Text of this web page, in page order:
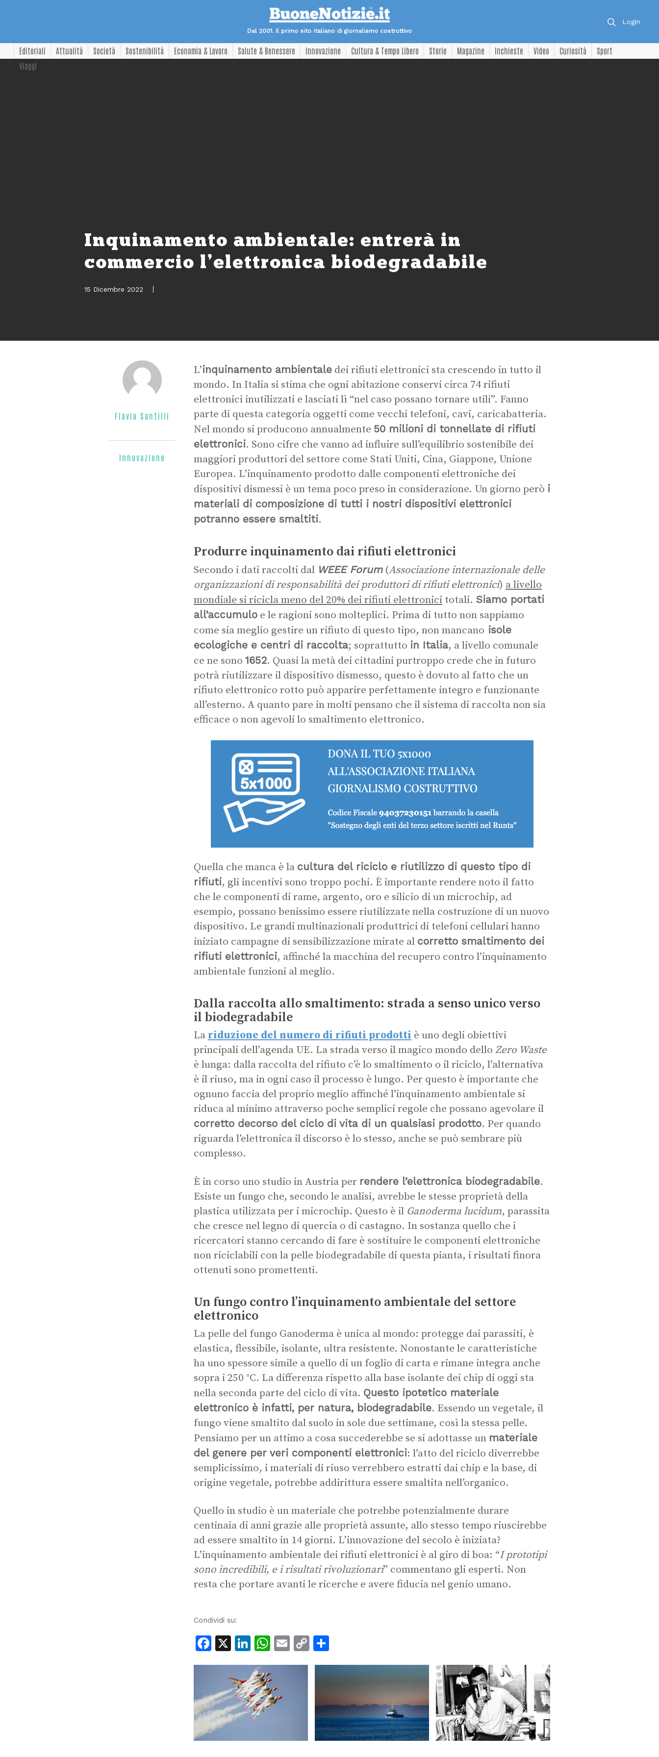
Dal 2001. Il primo sito italiano di giornalismo costruttivo
Login
Editoriali Attualità Società Sostenibilità Economia & Lavoro Salute & Benessere Innovazione Cultura & Tempo Libero Storie Magazine Inchieste Video Curiosità
Sport
Viaggi
Inquinamento ambientale: entrerà in
commercio l’elettronica biodegradabile
15 Dicembre 2022
Flavia Santilli
Innovazione
L’inquinamento ambientale dei rifiuti elettronici sta crescendo in tutto il
mondo. In Italia si stima che ogni abitazione conservi circa 74 rifiuti
elettronici inutilizzati e lasciati lì “nel caso possano tornare utili”. Fanno
parte di questa categoria oggetti come vecchi telefoni, cavi, caricabatteria.
Nel mondo si producono annualmente 50 milioni di tonnellate di rifiuti
elettronici. Sono cifre che vanno ad influire sull’equilibrio sostenibile dei
maggiori produttori del settore come Stati Uniti, Cina, Giappone, Unione
Europea. L’inquinamento prodotto dalle componenti elettroniche dei
dispositivi dismessi è un tema poco preso in considerazione. Un giorno però i
materiali di composizione di tutti i nostri dispositivi elettronici
potranno essere smaltiti.
Produrre inquinamento dai rifiuti elettronici
Secondo i dati raccolti dal WEEE Forum(Associazione internazionale delle
organizzazioni di responsabilità dei produttori di rifiuti elettronici) a livello
mondiale si ricicla meno del 20% dei rifiuti elettronici totali. Siamo portati
all’accumulo e le ragioni sono molteplici. Prima di tutto non sappiamo
come sia meglio gestire un rifiuto di questo tipo, non mancano isole
ecologiche e centri di raccolta; soprattutto in Italia, a livello comunale
ce ne sono 1652. Quasi la metà dei cittadini purtroppo crede che in futuro
potrà riutilizzare il dispositivo dismesso, questo è dovuto al fatto che un
rifiuto elettronico rotto può apparire perfettamente integro e funzionante
all’esterno. A quanto pare in molti pensano che il sistema di raccolta non sia
efficace o non agevoli lo smaltimento elettronico.
Quella che manca è la cultura del riciclo e riutilizzo di questo tipo di
rifiuti, gli incentivi sono troppo pochi. È importante rendere noto il fatto
che le componenti di rame, argento, oro e silicio di un microchip, ad
esempio, possano benissimo essere riutilizzate nella costruzione di un nuovo
dispositivo. Le grandi multinazionali produttrici di telefoni cellulari hanno
iniziato campagne di sensibilizzazione mirate al corretto smaltimento dei
rifiuti elettronici, affinché la macchina del recupero contro l’inquinamento
ambientale funzioni al meglio.
Dalla raccolta allo smaltimento: strada a senso unico verso
il biodegradabile
La riduzione del numero di rifiuti prodotti è uno degli obiettivi
principali dell’agenda UE. La strada verso il magico mondo dello Zero Waste
è lunga: dalla raccolta del rifiuto c’è lo smaltimento o il riciclo, l’alternativa
è il riuso, ma in ogni caso il processo è lungo. Per questo è importante che
ognuno faccia del proprio meglio affinché l’inquinamento ambientale si
riduca al minimo attraverso poche semplici regole che possano agevolare il
corretto decorso del ciclo di vita di un qualsiasi prodotto. Per quando
riguarda l’elettronica il discorso è lo stesso, anche se può sembrare più
complesso.
È in corso uno studio in Austria per rendere l’elettronica biodegradabile.
Esiste un fungo che, secondo le analisi, avrebbe le stesse proprietà della
plastica utilizzata per i microchip. Questo è il Ganoderma lucidum, parassita
che cresce nel legno di quercia o di castagno. In sostanza quello che i
ricercatori stanno cercando di fare è sostituire le componenti elettroniche
non riciclabili con la pelle biodegradabile di questa pianta, i risultati finora
ottenuti sono promettenti.
Un fungo contro l’inquinamento ambientale del settore
elettronico
La pelle del fungo Ganoderma è unica al mondo: protegge dai parassiti, è
elastica, flessibile, isolante, ultra resistente. Nonostante le caratteristiche
ha uno spessore simile a quello di un foglio di carta e rimane integra anche
sopra i 250 °C. La differenza rispetto alla base isolante dei chip di oggi sta
nella seconda parte del ciclo di vita. Questo ipotetico materiale
elettronico è infatti, per natura, biodegradabile. Essendo un vegetale, il
fungo viene smaltito dal suolo in sole due settimane, così la stessa pelle.
Pensiamo per un attimo a cosa succederebbe se si adottasse un materiale
del genere per veri componenti elettronici: l’atto del riciclo diverrebbe
semplicissimo, i materiali di riuso verrebbero estratti dai chip e la base, di
origine vegetale, potrebbe addirittura essere smaltita nell’organico.
Quello in studio è un materiale che potrebbe potenzialmente durare
centinaia di anni grazie alle proprietà assunte, allo stesso tempo riuscirebbe
ad essere smaltito in 14 giorni. L’innovazione del secolo è iniziata?
L’inquinamento ambientale dei rifiuti elettronici è al giro di boa: “I prototipi
sono incredibili, e i risultati rivoluzionari” commentano gli esperti. Non
resta che portare avanti le ricerche e avere fiducia nel genio umano.
Condividi su:
Facebook
X LinkedIn
WhatsApp
Email
Copy